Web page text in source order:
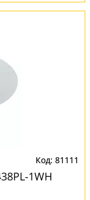
81111
1WH